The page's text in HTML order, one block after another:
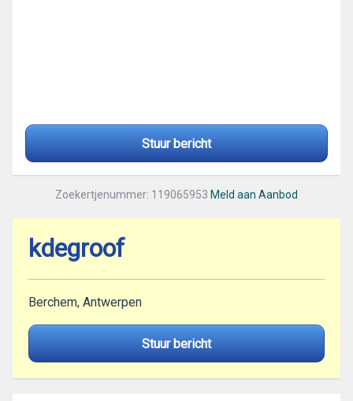
Stuur bericht
Zoekertjenummer: 119065953 Meld aan Aanbod
kdegroof
Berchem, Antwerpen
Stuur bericht